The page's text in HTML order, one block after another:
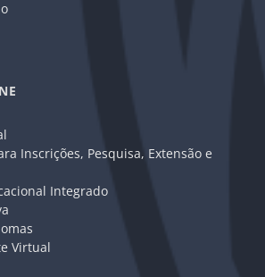
Inscrições, Pesquisa, Extensão e
Integrado
Virtual